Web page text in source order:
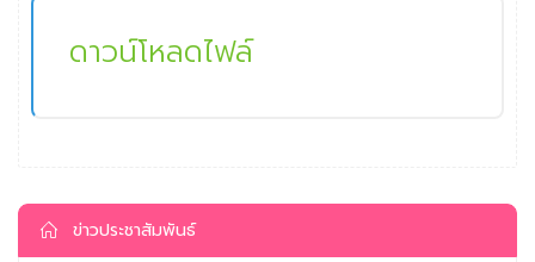
ดาวน์โหลดไฟล์
ข่าวประชาสัมพันธ์